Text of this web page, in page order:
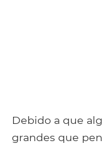
Debido a que
grandes que